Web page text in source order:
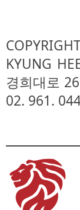
KYUNG
경희대로
02. 961.